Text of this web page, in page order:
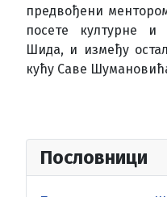
предвођени
посете културне и
Шида, и између
кућу Саве
Пословници